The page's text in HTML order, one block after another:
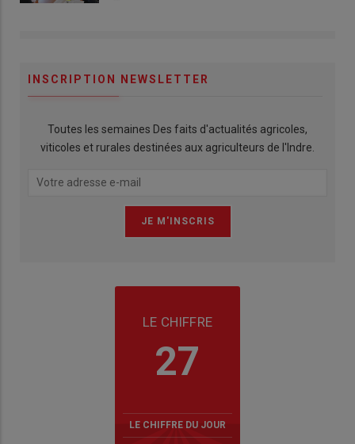
INSCRIPTION NEWSLETTER
Toutes les semaines Des faits d'actualités agricoles,
viticoles et rurales destinées aux agriculteurs de l'Indre.
LE CHIFFRE
27
LE CHIFFRE DU JOUR